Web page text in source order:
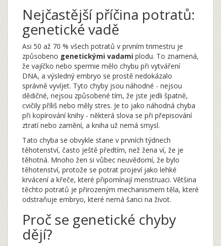
Nejčastější příčina potratů:
genetické vadě
Asi 50 až 70 % všech potratů v prvním trimestru je
způsobeno genetickými vadami plodu. To znamená,
že vajíčko nebo spermie mělo chybu při vytváření
DNA, a výsledný embryo se prostě nedokázalo
správně vyvíjet. Tyto chyby jsou náhodné - nejsou
dědičné, nejsou způsobené tím, že jste jedli špatně,
cvičily příliš nebo měly stres. Je to jako náhodná chyba
při kopírování knihy - některá slova se při přepisování
ztratí nebo zamění, a kniha už nemá smysl.
Tato chyba se obvykle stane v prvních týdnech
těhotenství, často ještě předtím, než žena ví, že je
těhotná. Mnoho žen si vůbec neuvědomí, že bylo
těhotenství, protože se potrat projeví jako lehké
krvácení a křeče, které připomínají menstruaci. Většina
těchto potratů je přirozeným mechanismem těla, které
odstraňuje embryo, které nemá šanci na život.
Proč se genetické chyby
dějí?